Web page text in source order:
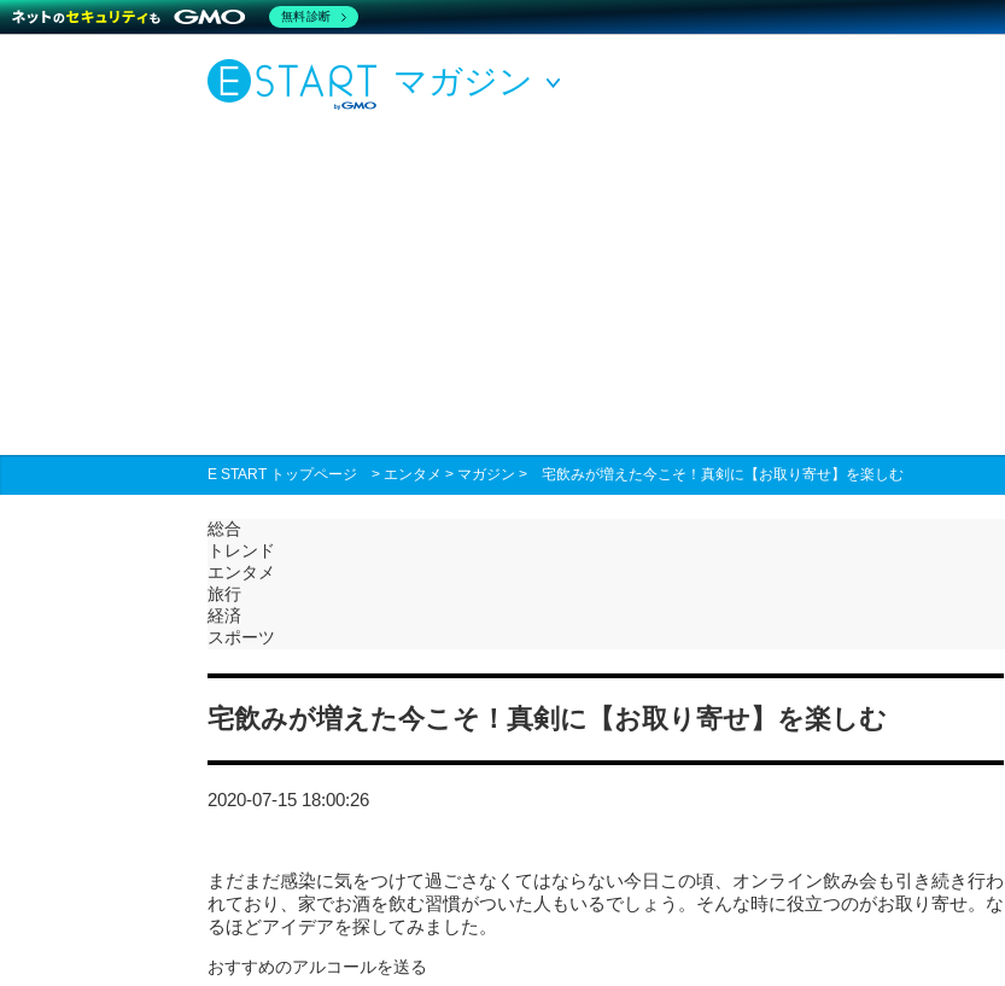
マガジン
E START トップページ > エンタメ > マガジン > 宅飲みが増えた今こそ！真剣に【お取り寄せ】を楽しむ
総合
トレンド
エンタメ
旅行
経済
スポーツ
宅飲みが増えた今こそ！真剣に【お取り寄せ】を楽しむ
2020-07-15 18:00:26
まだまだ感染に気をつけて過ごさなくてはならない今日この頃、オンライン飲み会も引き続き行わ
れており、家でお酒を飲む習慣がついた人もいるでしょう。そんな時に役立つのがお取り寄せ。な
るほどアイデアを探してみました。
おすすめのアルコールを送る
無料診断